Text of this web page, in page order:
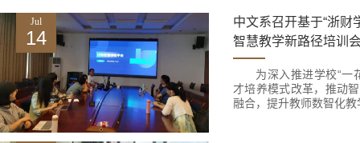
Jul
14
中文系召开基于“浙财
智慧教学新路径培训
为深入推进学校“一
才培养模式改革，推动
融合，提升教师数智化